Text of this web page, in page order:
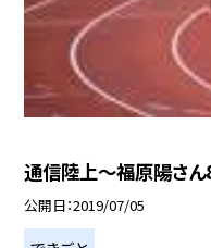
通信陸上〜福原陽さ
公開日 2019/07/05